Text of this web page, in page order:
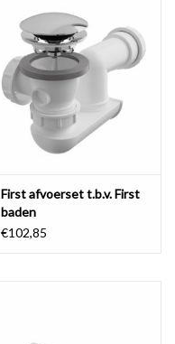
First afvoerset t.b.v. First
baden
€102,85